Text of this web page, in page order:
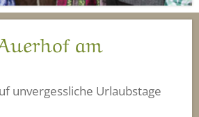
am
unvergessliche Urlaubstage